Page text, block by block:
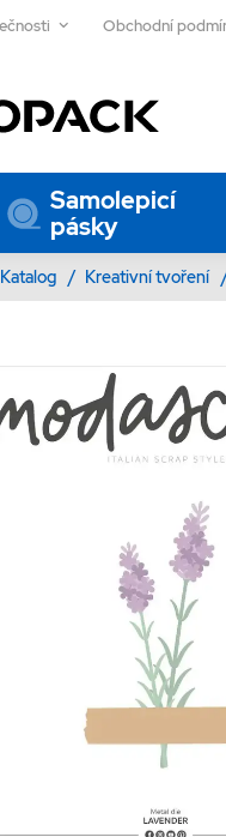
Obchodní
Samolepicí
pásky
Katalog / Kreativní tvoření